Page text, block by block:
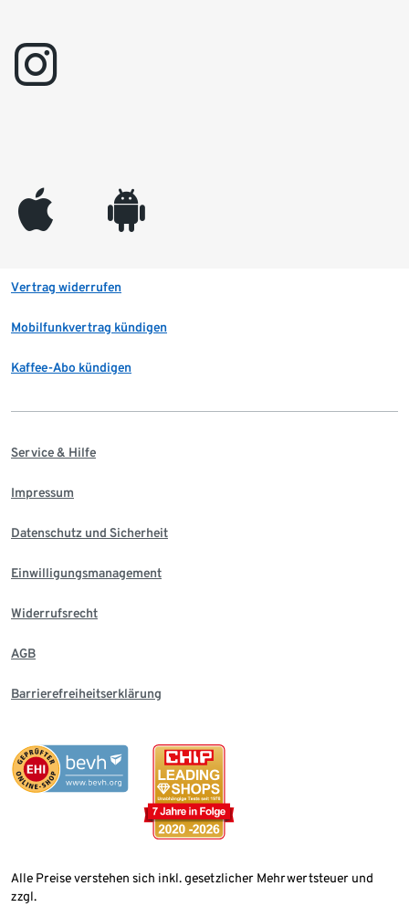
instagram
appleinc android
Vertrag widerrufen
Mobilfunkvertrag kündigen
Kaffee-Abo kündigen
Service & Hilfe
Impressum
Datenschutz und Sicherheit
Einwilligungsmanagement
Widerrufsrecht
AGB
Barrierefreiheitserklärung
Alle Preise verstehen sich inkl. gesetzlicher Mehrwertsteuer und
zzgl.